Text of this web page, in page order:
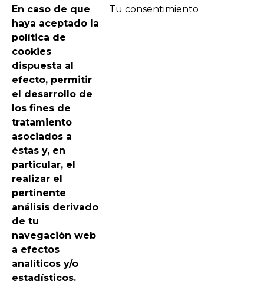
En caso de que
haya aceptado la
política de
cookies
dispuesta al
efecto, permitir
el desarrollo de
los fines de
tratamiento
asociados a
éstas y, en
particular, el
realizar el
pertinente
análisis derivado
de tu
navegación web
a efectos
analíticos y/o
estadísticos.
Tu consentimiento